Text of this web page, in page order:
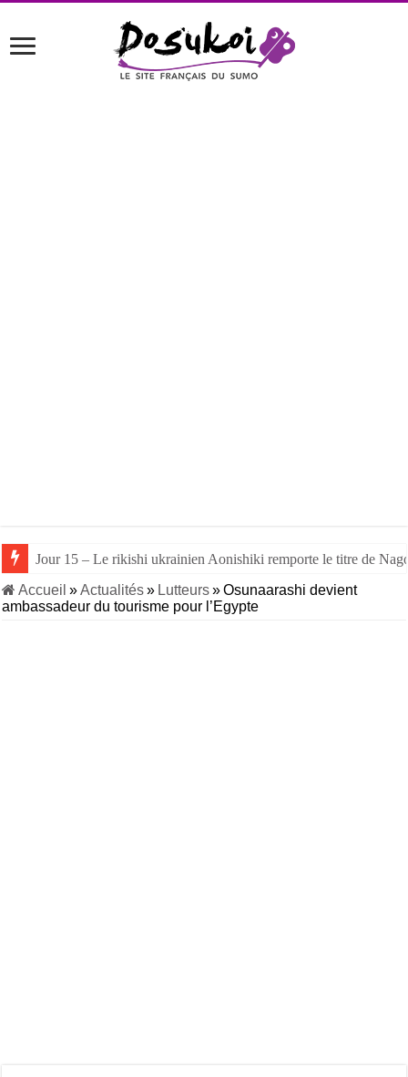
Jour 15 – Le rikishi ukrainien Aonishiki remporte le titre de
Accueil »Actualités» Lutteurs»Osunaarashi devient
ambassadeur du tourisme pour l’Egypte